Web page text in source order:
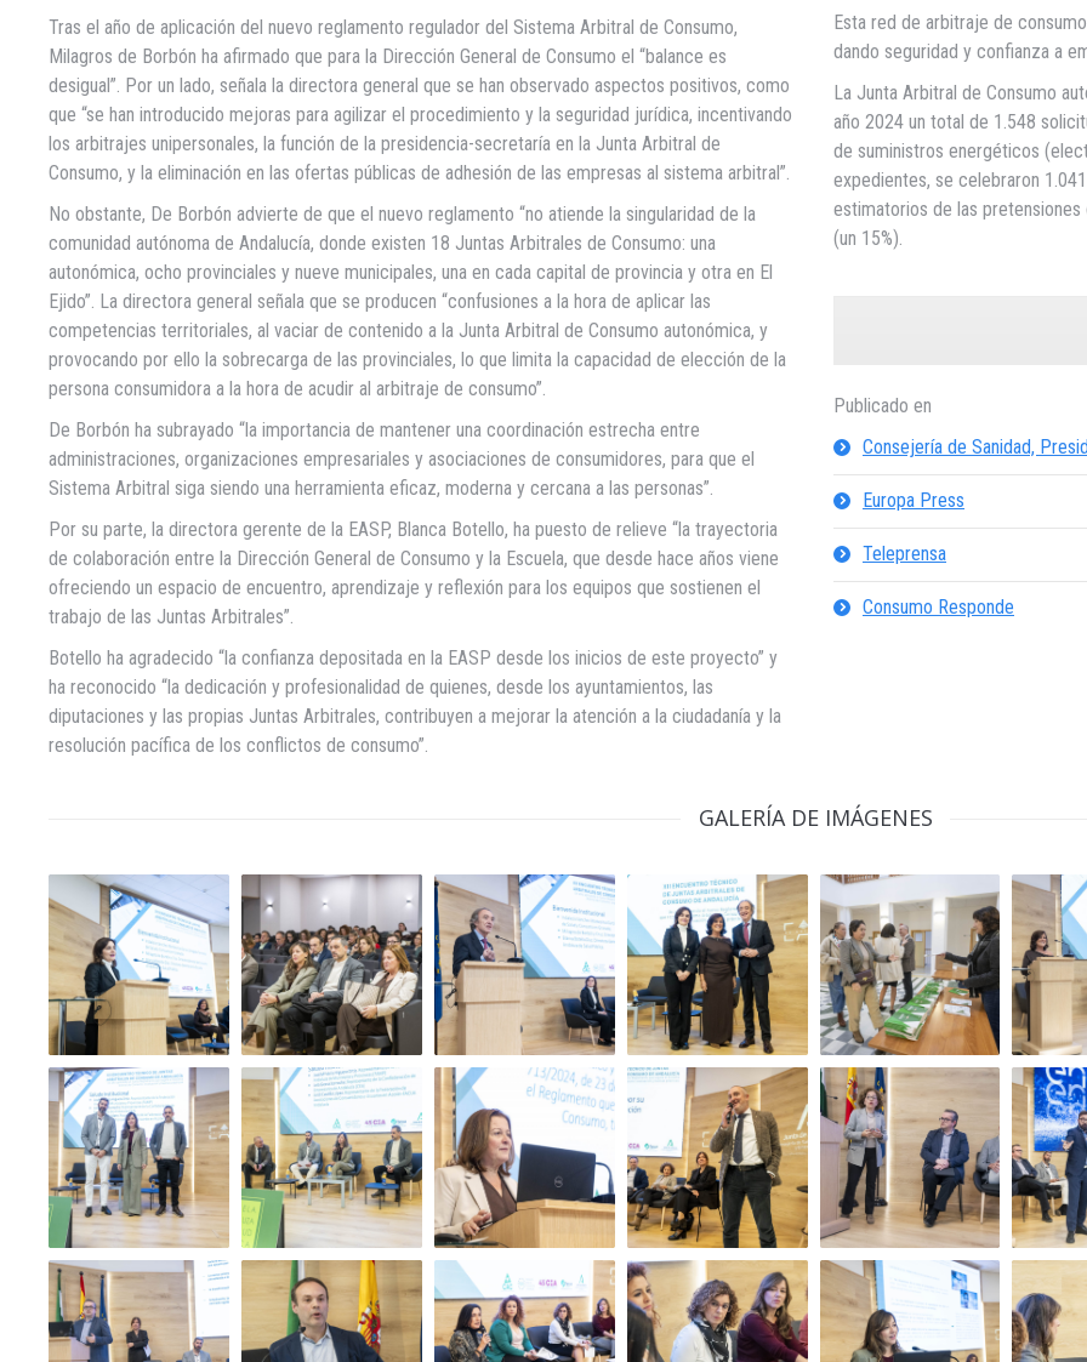
Tras el año de aplicación del nuevo reglamento regulador del Sistema Arbitral de Consumo,
Milagros de Borbón ha afirmado que para la Dirección General de Consumo el “balance es
desigual”. Por un lado, señala la directora general que se han observado aspectos positivos, como
que “se han introducido mejoras para agilizar el procedimiento y la seguridad jurídica, incentivando
los arbitrajes unipersonales, la función de la presidencia-secretaría en la Junta Arbitral de
Consumo, y la eliminación en las ofertas públicas de adhesión de las empresas al sistema arbitral”.
No obstante, De Borbón advierte de que el nuevo reglamento “no atiende la singularidad de la
comunidad autónoma de Andalucía, donde existen 18 Juntas Arbitrales de Consumo: una
autonómica, ocho provinciales y nueve municipales, una en cada capital de provincia y otra en El
Ejido”. La directora general señala que se producen “confusiones a la hora de aplicar las
competencias territoriales, al vaciar de contenido a la Junta Arbitral de Consumo autonómica, y
provocando por ello la sobrecarga de las provinciales, lo que limita la capacidad de elección de la
persona consumidora a la hora de acudir al arbitraje de consumo”.
De Borbón ha subrayado “la importancia de mantener una coordinación estrecha entre
administraciones, organizaciones empresariales y asociaciones de consumidores, para que el
Sistema Arbitral siga siendo una herramienta eficaz, moderna y cercana a las personas”.
Por su parte, la directora gerente de la EASP, Blanca Botello, ha puesto de relieve “la trayectoria
de colaboración entre la Dirección General de Consumo y la Escuela, que desde hace años viene
ofreciendo un espacio de encuentro, aprendizaje y reflexión para los equipos que sostienen el
trabajo de las Juntas Arbitrales”.
Botello ha agradecido “la confianza depositada en la EASP desde los inicios de este proyecto” y
ha reconocido “la dedicación y profesionalidad de quienes, desde los ayuntamientos, las
diputaciones y las propias Juntas Arbitrales, contribuyen a mejorar la atención a la ciudadanía y la
resolución pacífica de los conflictos de consumo”.
Esta red de arbitraje de
dando seguridad y confianza a
La Junta Arbitral de Consumo
año 2024 un total de 1.548
de suministros energéticos
expedientes, se celebraron
estimatorios de las
(un 15%).
Publicado en
Consejería de Sanidad,
Europa Press
Teleprensa
Consumo Responde
GALERÍA DE IMÁGENES